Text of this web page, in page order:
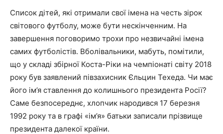
Список дітей, які отримали свої імена на честь зірок
світового футболу, може бути нескінченним. На
завершення поговоримо трохи про незвичайні імена
самих футболістів. Вболівальники, мабуть, помітили,
що у складі збірної Коста-Ріки на чемпіонаті світу 2018
року був заявлений півзахисник Єльцин Техеда. Чи має
його ім’я ставлення до колишнього президента Росії?
Саме безпосереднє, хлопчик народився 17 березня
1992 року та в графі «ім’я» батьки записали прізвище
президента далекої країни.